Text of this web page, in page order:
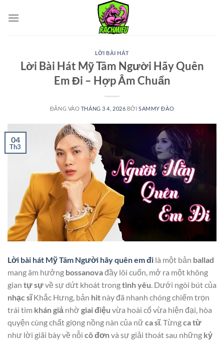
qua
LỜI BÀI HÁT
Lời Bài Hát Mỹ Tâm Người Hãy Quên
Em Đi – Hợp Âm Chuẩn
ĐĂNG VÀO THÁNG 3 4, 2026 BỞISAMMY ĐÀO
04
Th3
Lời bài hát Mỹ Tâm Người hãy quên em đi là một bản ballad
mang âm hưởng bossanovađầy lôi cuốn, mở ra một không
gian tự sựvề sự dứt khoát trongtình yêu . Dưới ngòi bút của
nhạc sĩKhắc Hưng, bản hit này đã nhanh chóng chiếm trọn
trái tim khán giả nhờ giai điệu vừa hoài cổ vừa hiện đại, hòa
quyện cùng chất giọng nồng nàn của nữca sĩ. Từngca từ
như lời giãi bày về nỗi cô đơnvà sự giải thoát sau những kỷ